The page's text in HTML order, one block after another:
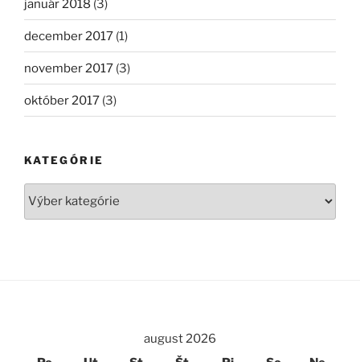
január 2018 (3)
december 2017 (1)
november 2017 (3)
október 2017 (3)
KATEGÓRIE
Kategórie
august 2026